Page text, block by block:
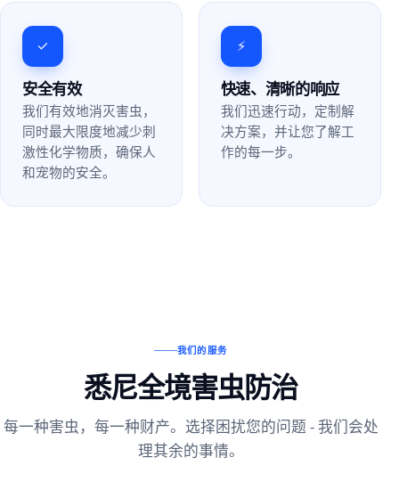
✓
安全有效
我们有效地消灭害虫，
同时最大限度地减少刺
激性化学物质，确保人
和宠物的安全。
⚡
快速、清晰的响应
我们迅速行动，定制解
决方案，并让您了解工
作的每一步。
我们的服务
悉尼全境害虫防治
每一种害虫，每一种财产。选择困扰您的问题 - 我们会处
理其余的事情。